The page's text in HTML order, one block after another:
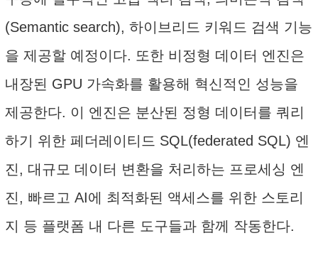
(Semantic search), 하이브리드 키워드 검색 기능
을 제공할 예정이다. 또한 비정형 데이터 엔진은
내장된 GPU 가속화를 활용해 혁신적인 성능을
제공한다. 이 엔진은 분산된 정형 데이터를 쿼리
하기 위한 페더레이티드 SQL(federated SQL) 엔
진, 대규모 데이터 변환을 처리하는 프로세싱 엔
진, 빠르고 AI에 최적화된 액세스를 위한 스토리
지 등 플랫폼 내 다른 도구들과 함께 작동한다.